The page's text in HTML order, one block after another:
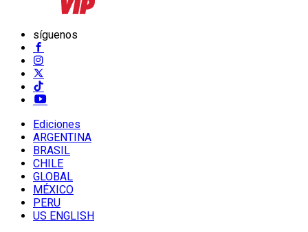
síguenos
Ediciones
ARGENTINA
BRASIL
CHILE
GLOBAL
MÉXICO
PERU
US ENGLISH